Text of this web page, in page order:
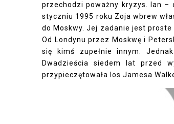
przechodzi poważny kryzys. Ian –
styczniu 1995 roku Zoja wbrew
do Moskwy. Jej zadanie jest
Od Londynu przez Moskwę i
się kimś zupełnie innym.
Dwadzieścia siedem lat przed
przypieczętowała los Jamesa